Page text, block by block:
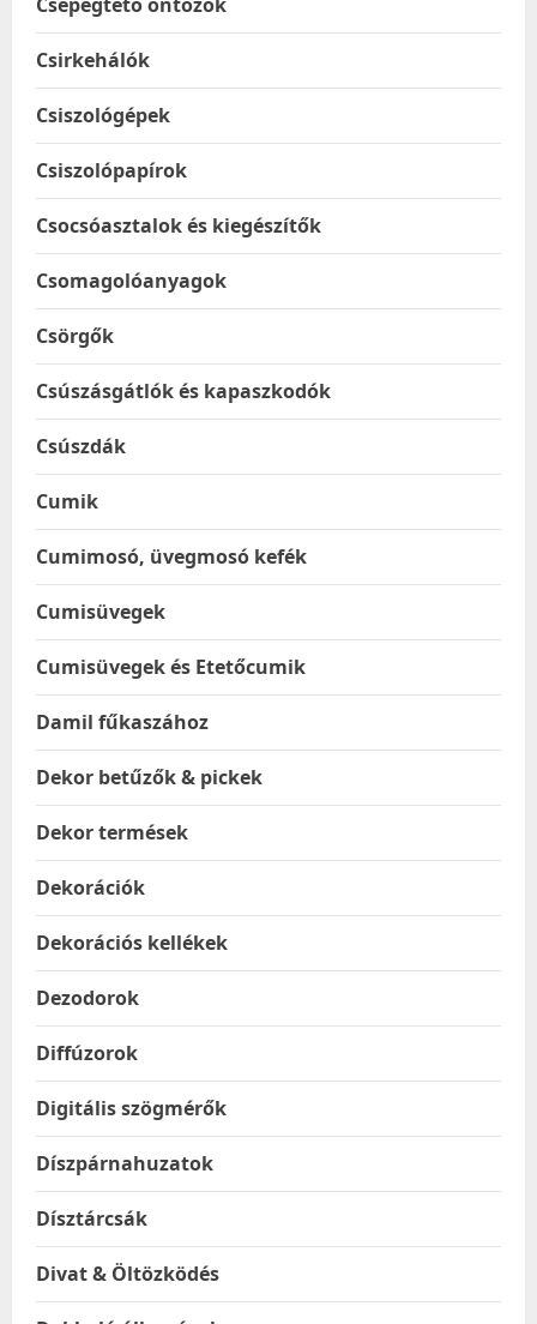
Csepegtető öntözők
Csirkehálók
Csiszológépek
Csiszolópapírok
Csocsóasztalok és kiegészítők
Csomagolóanyagok
Csörgők
Csúszásgátlók és kapaszkodók
Csúszdák
Cumik
Cumimosó, üvegmosó kefék
Cumisüvegek
Cumisüvegek és Etetőcumik
Damil fűkaszához
Dekor betűzők & pickek
Dekor termések
Dekorációk
Dekorációs kellékek
Dezodorok
Diffúzorok
Digitális szögmérők
Díszpárnahuzatok
Dísztárcsák
Divat & Öltözködés